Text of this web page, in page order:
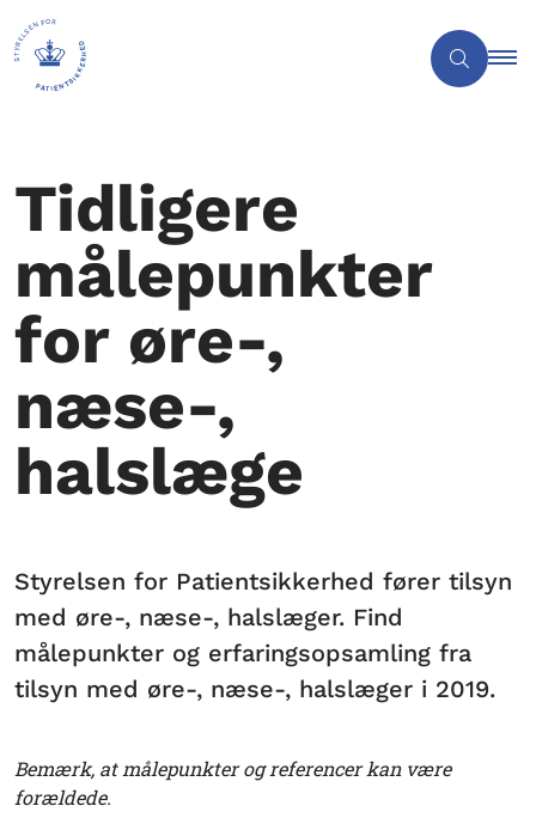
Tidligere
målepunkter
for øre-,
næse-,
halslæge
Styrelsen for Patientsikkerhed fører tilsyn
med øre-, næse-, halslæger. Find
målepunkter og erfaringsopsamling fra
tilsyn med øre-, næse-, halslæger i 2019.
Bemærk, at målepunkter og referencer kan være
forældede.